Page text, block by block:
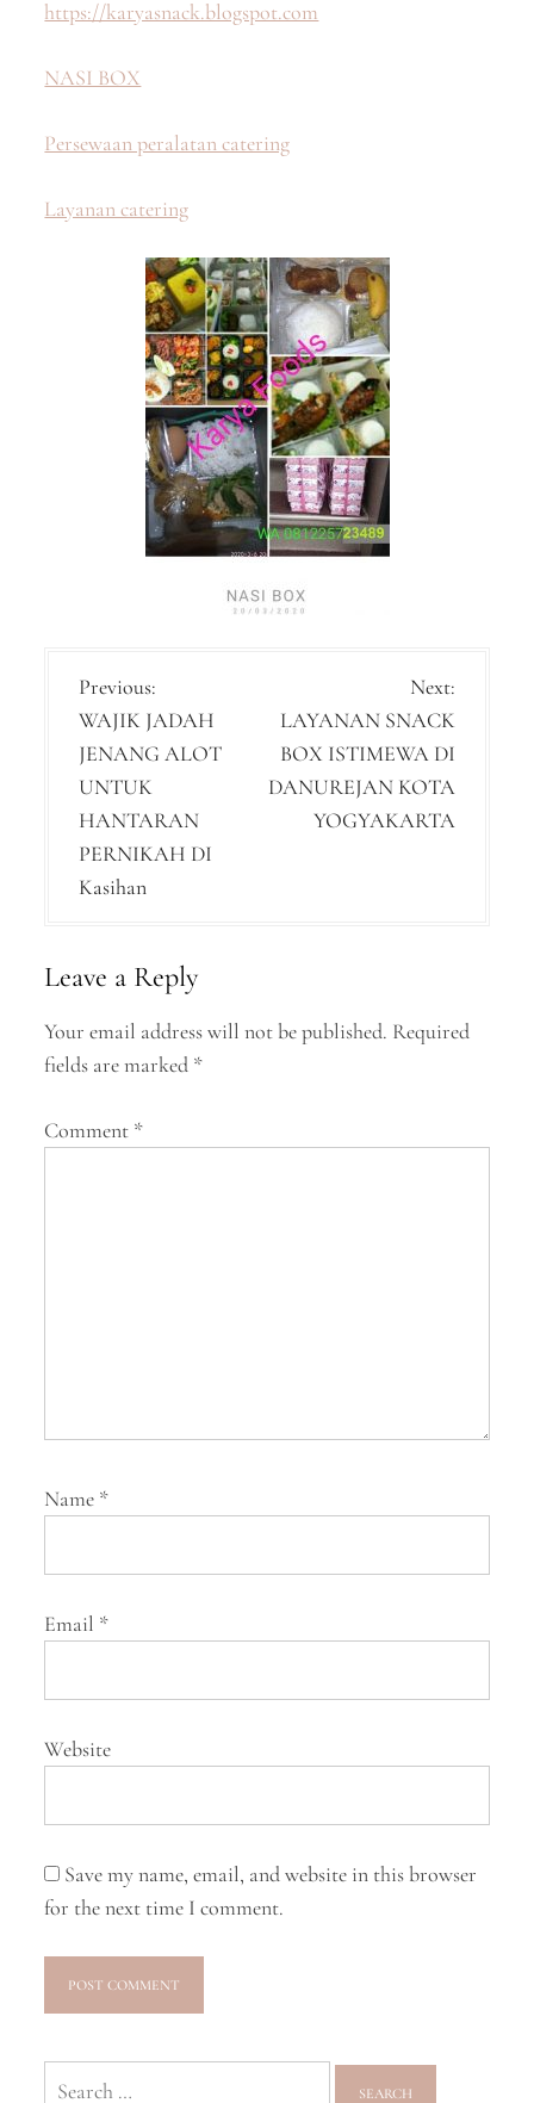
https://karyasnack.blogspot.com
NASI BOX
Persewaan peralatan catering
Layanan catering
P
o
s
t
n
a
i
g
a
i
Previous:
WAJIK JADAH
JENANG ALOT
UNTUK
HANTARAN
PERNIKAH DI
Kasihan
Next:
LAYANAN SNACK
BOX ISTIMEWA DI
DANUREJAN KOTA
YOGYAKARTA
Leave a Reply
Your email address will not be published. Required
fields are marked *
Comment *
Name *
Email *
Website
Save my name, email, and website in this browser
for the next time I comment.